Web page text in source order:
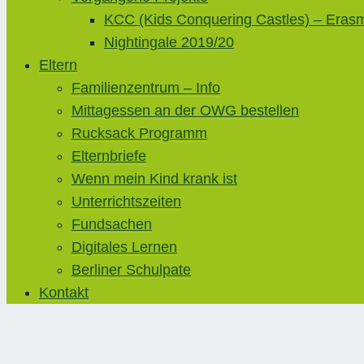
KCC (Kids Conquering Castles) –
Nightingale 2019/20
Eltern
Familienzentrum – Info
Mittagessen an der OWG bestellen
Rucksack Programm
Elternbriefe
Wenn mein Kind krank ist
Unterrichtszeiten
Fundsachen
Digitales Lernen
Berliner Schulpate
Kontakt